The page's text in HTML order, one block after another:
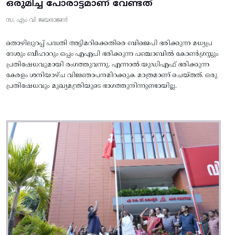
ഒരുമിച്ച പോരാട്ടമാണ് വേണ്ടത്
സ. എം വി ജയരാജൻ
തൊഴിലുറപ്പ് പദ്ധതി അട്ടിമറിക്കെതിരെ ബിജെപി ഭരിക്കുന്ന മധ്യപ്ര
ദേശും ബീഹാറും ഒപ്പം എഎപി ഭരിക്കുന്ന പഞ്ചാബിൽ കോൺഗ്രസ്സും
പ്രതിഷേധവുമായി രംഗത്തുവന്നു. എന്നാൽ യുഡിഎഫ് ഭരിക്കുന്ന
കേരളം ശനിയാഴ്ച വിജ്ഞാപനമിറക്കുക മാത്രമാണ് ചെയ്തത്. ഒരു
പ്രതിഷേധവും മുഖ്യമന്ത്രിയുടെ ഭാഗത്തുനിന്നുണ്ടായില്ല.